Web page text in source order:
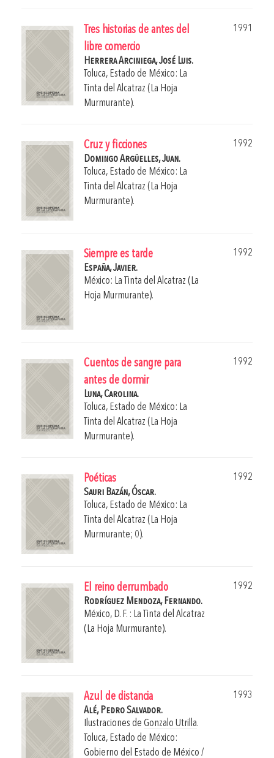
Tres historias de antes del
libre comercio
1991
Herrera Arciniega, José Luis.
Toluca, Estado de México: La
Tinta del Alcatraz (La Hoja
Murmurante).
Cruz y ficciones
1992
Domingo Argüelles, Juan.
Toluca, Estado de México: La
Tinta del Alcatraz (La Hoja
Murmurante).
Siempre es tarde
1992
España, Javier.
México: La Tinta del Alcatraz (La
Hoja Murmurante).
Cuentos de sangre para
antes de dormir
1992
Luna, Carolina.
Toluca, Estado de México: La
Tinta del Alcatraz (La Hoja
Murmurante).
Poéticas
1992
Sauri Bazán, Óscar.
Toluca, Estado de México: La
Tinta del Alcatraz (La Hoja
Murmurante; 0).
El reino derrumbado
1992
Rodríguez Mendoza, Fernando.
México, D. F. : La Tinta del Alcatraz
(La Hoja Murmurante).
Azul de distancia
1993
Alé, Pedro Salvador.
Ilustraciones de Gonzalo Utrilla.
Toluca, Estado de México:
Gobierno del Estado de México /